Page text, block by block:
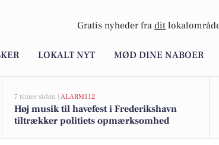
Gratis nyheder fra dit
LOKALT NYT MØD DINE NABOER
7 timer siden | ALARM112
Høj musik til havefest i Frederikshavn
tiltrækker politiets opmærksomhed